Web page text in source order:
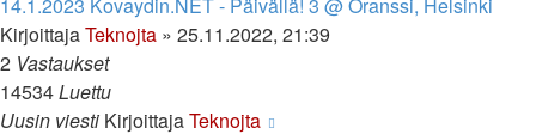
KirjoittajaTeknojta » 25.11.2022, 21:39
2 Vastaukset
14534Luettu
Uusin viesti KirjoittajaTeknojta